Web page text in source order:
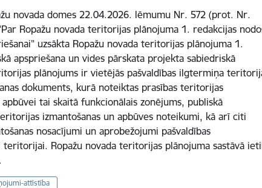
novada domes 22.04.2026. lēmumu Nr. 572 (prot. Nr.
Ropažu novada teritorijas plānojuma 1. redakcijas
uzsākta Ropažu novada teritorijas plānojuma 1.
apspriešana un vides pārskata projekta sabiedriskā
plānojums ir vietējās pašvaldības ilgtermiņa
dokuments, kurā noteiktas prasības teritorijas
tai skaitā funkcionālais zonējums, publiskā
izmantošanas un apbūves noteikumi, kā arī citi
nosacījumi un aprobežojumi pašvaldības
Ropažu novada teritorijas plānojuma sastāvā
attīstība